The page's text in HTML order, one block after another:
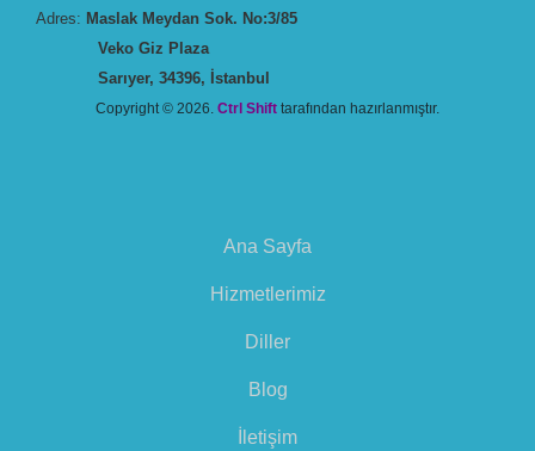
Adres: Maslak Meydan Sok. No:3/85
Veko Giz Plaza
Sarıyer, 34396, İstanbul
Copyright © 2026. Ctrl Shift tarafından hazırlanmıştır.
Ana Sayfa
Hizmetlerimiz
Diller
Blog
İletişim